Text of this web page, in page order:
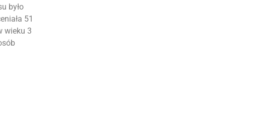
było
51
wieku 3